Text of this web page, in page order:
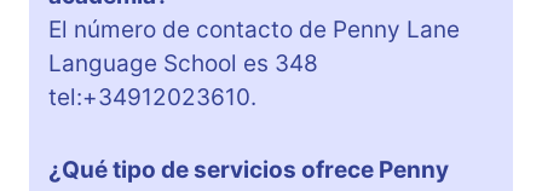
El número de contacto de Penny Lane
Language School es 348
tel:+34912023610.
¿Qué tipo de servicios ofrece Penny